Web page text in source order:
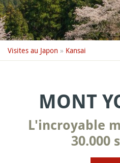
Visites au Japon » Kansai
MONT
L'incroyable
30.000